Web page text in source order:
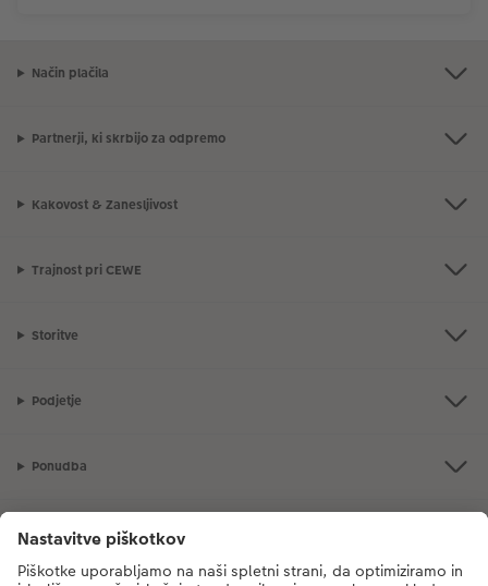
Način plačila
Partnerji, ki skrbijo za odpremo
Kakovost & Zanesljivost
Trajnost pri CEWE
Storitve
Podjetje
Ponudba
CEWE Fotosvet